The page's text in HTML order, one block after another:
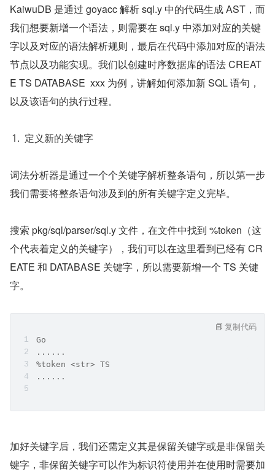
KaiwuDB 是通过 goyacc 解析 sql.y 中的代码生成 AST，而
我们想要新增一个语法，则需要在 sql.y 中添加对应的关键
字以及对应的语法解析规则，最后在代码中添加对应的语法
节点以及功能实现。我们以创建时序数据库的语法 CREAT
E TS DATABASE  xxx 为例，讲解如何添加新 SQL 语句，
以及该语句的执行过程。
定义新的关键字
词法分析器是通过一个个关键字解析整条语句，所以第一步
我们需要将整条语句涉及到的所有关键字定义完毕。
搜索 pkg/sql/parser/sql.y 文件，在文件中找到 %token（这
个代表着定义的关键字），我们可以在这里看到已经有 CR
EATE 和 DATABASE 关键字，所以需要新增一个 TS 关键
字。
Go
......
%token <str> TS
......
复制代码
加好关键字后，我们还需定义其是保留关键字或是非保留关
键字，非保留关键字可以作为标识符使用并在使用时需要加